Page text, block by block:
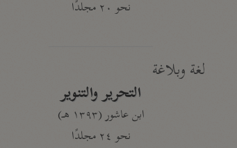
نحو ٢٠ مجلدًا
لغة وبلاغة
التحرير والتنوير
ابن عاشور (١٣٩٣ هـ)
نحو ٢٤ مجلدًا